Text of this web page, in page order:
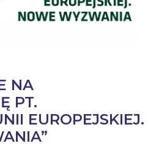
NA
PT.
EUROPEJSKIEJ.